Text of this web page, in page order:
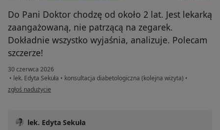
Do Pani Doktor chodzę od około 2 lat. Jest lekarką
zaangażowaną, nie patrzącą na zegarek.
Dokładnie wszystko wyjaśnia, analizuje. Polecam
szczerze!
30 czerwca 2026
• lek. Edyta Sekuła • konsultacja diabetologiczna (kolejna wizyta) •
w opinii użytkownika Ania
zgłoś nadużycie
lek. Edyta Sekuła